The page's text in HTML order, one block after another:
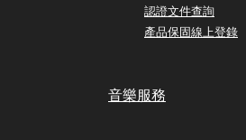
認證文件查詢
產品保固線上登錄
音樂服務